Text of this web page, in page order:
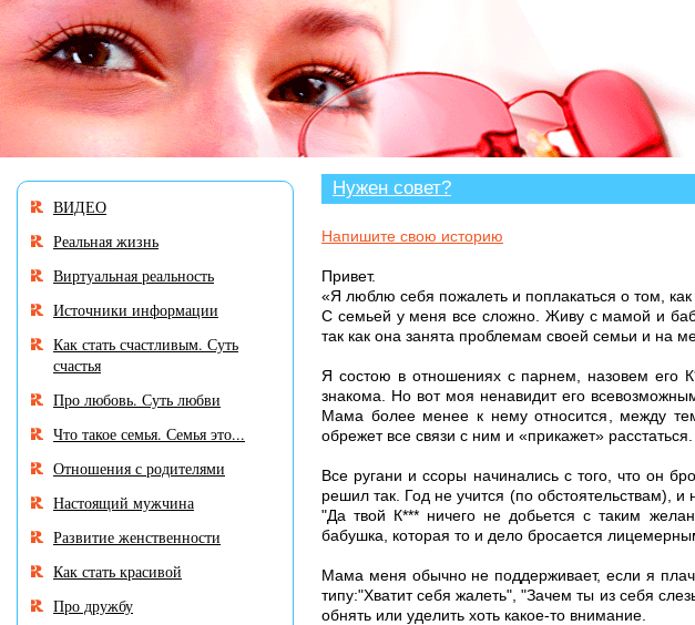
В разделе «Нужен совет?» много историй,
Нужен совет?
Напишите свою историю
Привет.
«Я люблю себя пожалеть и поплакаться о том,
С семьей у меня все сложно. Живу с мамой и
так как она занята проблемам своей семьи и на
Я состою в отношениях с парнем, назовем его
знакома. Но вот моя ненавидит его
Мама более менее к нему относится, между
обрежет все связи с ним и «прикажет» расстаться.
Все ругани и ссоры начинались с того, что он
решил так. Год не учится (по обстоятельствам),
"Да твой К*** ничего не добьется с таким
бабушка, которая то и дело бросается
Мама меня обычно не поддерживает, если я
типу:"Хватит себя жалеть", "Зачем ты из себя
обнять или уделить хоть какое-то внимание.
ВИДЕО
Реальная жизнь
Виртуальная реальность
Источники информации
Как стать счастливым. Суть
счастья
Про любовь. Суть любви
Что такое семья. Семья это...
Отношения с родителями
Настоящий мужчина
Развитие женственности
Как стать красивой
Про дружбу